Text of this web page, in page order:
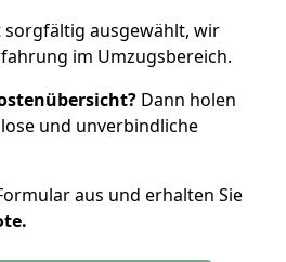
sorgfältig ausgewählt, wir
im Umzugsbereich.
Dann holen
und unverbindliche
aus und erhalten Sie